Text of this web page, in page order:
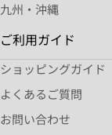
九州・沖縄
ご利用ガイド
ショッピングガイド
よくあるご質問
お問い合わせ